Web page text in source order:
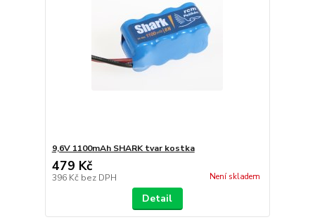
9,6V 1100mAh SHARK tvar kostka
479 Kč
396 Kč bez DPH Není skladem
Detail